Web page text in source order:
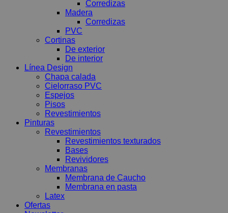
Corredizas
Madera
Corredizas
PVC
Cortinas
De exterior
De interior
Línea Design
Chapa calada
Cielorraso PVC
Espejos
Pisos
Revestimientos
Pinturas
Revestimientos
Revestimientos texturados
Bases
Revividores
Membranas
Membrana de Caucho
Membrana en pasta
Latex
Ofertas